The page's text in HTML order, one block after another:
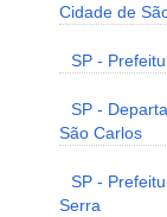
Cidade de
SP -
SP -
São Carlos
SP -
Serra